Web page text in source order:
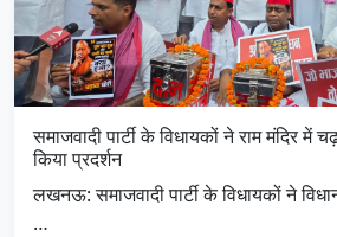
समाजवादी पार्टी के विधायकों ने राम मंदिर में
किया प्रदर्शन
लखनऊ: समाजवादी पार्टी के विधायकों ने
…